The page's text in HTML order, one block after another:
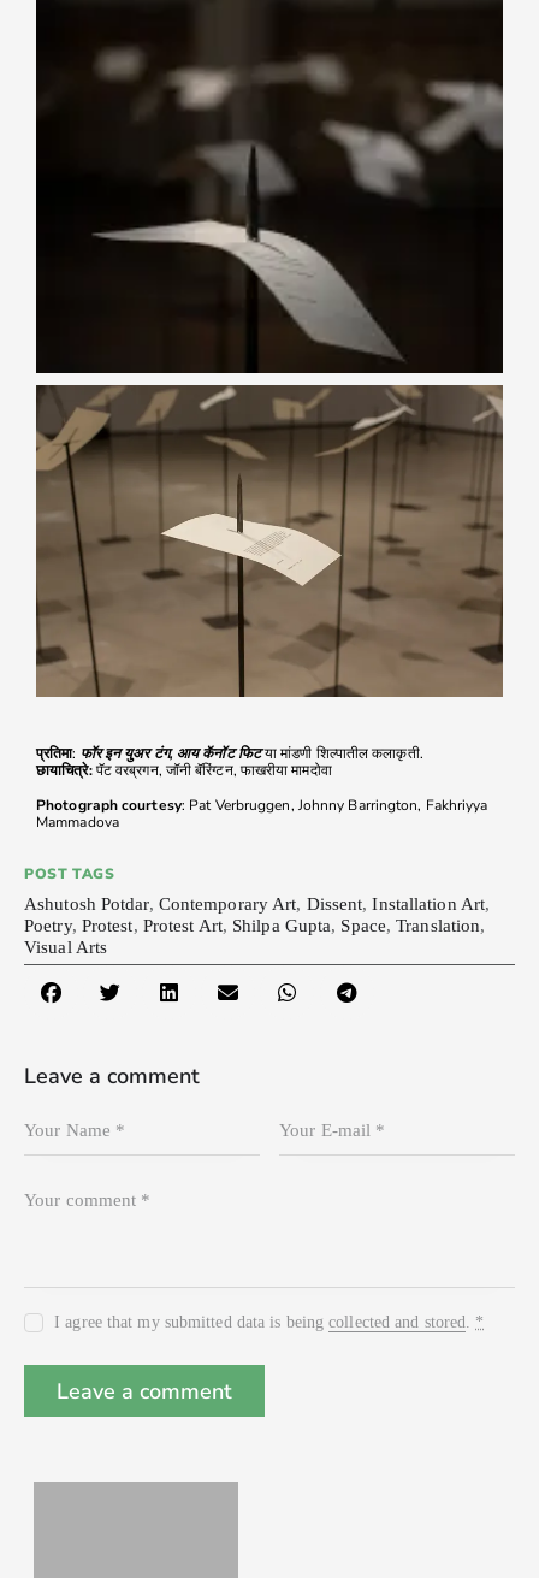
प्रतिमा: फॉर इन युअर टंग, आय कॅनॉट फिटया मांडणी शिल्पातील कलाकृती.
छायाचित्रे:पॅट वरब्रगन, जॉनी बॅरिंग्टन, फाखरीया मामदोवा
Photograph courtesy: Pat Verbruggen, Johnny Barrington, Fakhriyya
Mammadova
POST TAGS
Ashutosh Potdar, Contemporary Art, Dissent,Installation Art,
Poetry, Protest, Protest Art, Shilpa Gupta, Space,Translation,
Visual Arts
Leave a comment
I agree that my submitted data is beingcollected and stored *